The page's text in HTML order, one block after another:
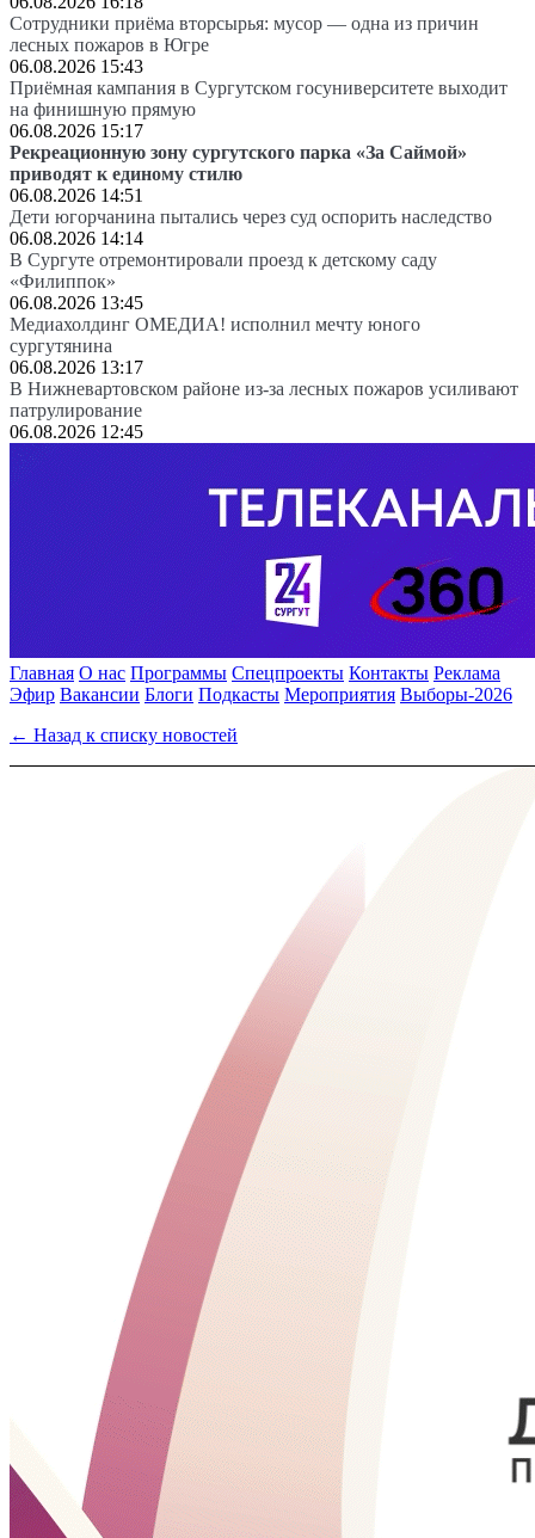
Сотрудники приёма вторсырья: мусор — одна из причин
лесных пожаров в Югре
06.08.2026 15:43
Приёмная кампания в Сургутском госуниверситете выходит
на финишную прямую
06.08.2026 15:17
Рекреационную зону сургутского парка «За Саймой»
приводят к единому стилю
06.08.2026 14:51
Дети югорчанина пытались через суд оспорить наследство
06.08.2026 14:14
В Сургуте отремонтировали проезд к детскому саду
«Филиппок»
06.08.2026 13:45
Медиахолдинг ОМЕДИА! исполнил мечту юного
сургутянина
06.08.2026 13:17
В Нижневартовском районе из-за лесных пожаров усиливают
патрулирование
06.08.2026 12:45
Главная О нас Программы Спецпроекты Контакты Реклама
Эфир Вакансии Блоги Подкасты Мероприятия Выборы-2026
← Назад к списку новостей